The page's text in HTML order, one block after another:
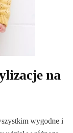
na
wygodne i